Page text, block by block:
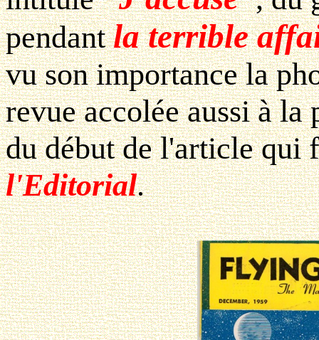
pendantla terrible
vu son importance la
revue accolée aussi à la
du début de l'article qui
l'Editorial.